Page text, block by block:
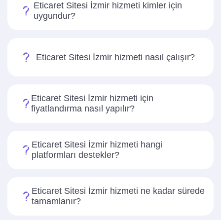
Eticaret Sitesi İzmir hizmeti kimler için
uygundur?
Eticaret Sitesi İzmir hizmeti nasıl çalışır?
Eticaret Sitesi İzmir hizmeti için
fiyatlandırma nasıl yapılır?
Eticaret Sitesi İzmir hizmeti hangi
platformları destekler?
Eticaret Sitesi İzmir hizmeti ne kadar sürede
tamamlanır?